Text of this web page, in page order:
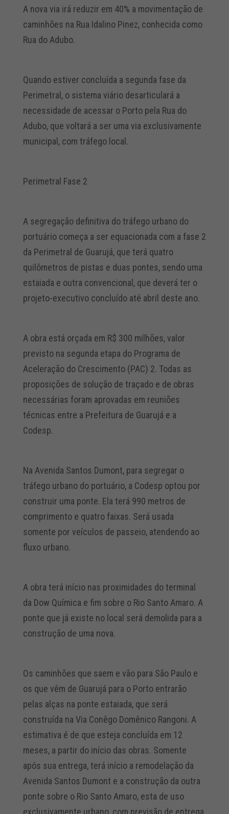
A nova via irá reduzir em 40% a movimentação de
caminhões na Rua Idalino Pinez, conhecida como
Rua do Adubo.
Quando estiver concluída a segunda fase da
Perimetral, o sistema viário desarticulará a
necessidade de acessar o Porto pela Rua do
Adubo, que voltará a ser uma via exclusivamente
municipal, com tráfego local.
Perimetral Fase 2
A segregação definitiva do tráfego urbano do
portuário começa a ser equacionada com a fase 2
da Perimetral de Guarujá, que terá quatro
quilômetros de pistas e duas pontes, sendo uma
estaiada e outra convencional, que deverá ter o
projeto-executivo concluído até abril deste ano.
A obra está orçada em R$ 300 milhões, valor
previsto na segunda etapa do Programa de
Aceleração do Crescimento (PAC) 2. Todas as
proposições de solução de traçado e de obras
necessárias foram aprovadas em reuniões
técnicas entre a Prefeitura de Guarujá e a
Codesp.
Na Avenida Santos Dumont, para segregar o
tráfego urbano do portuário, a Codesp optou por
construir uma ponte. Ela terá 990 metros de
comprimento e quatro faixas. Será usada
somente por veículos de passeio, atendendo ao
fluxo urbano.
A obra terá início nas proximidades do terminal
da Dow Química e fim sobre o Rio Santo Amaro. A
ponte que já existe no local será demolida para a
construção de uma nova.
Os caminhões que saem e vão para São Paulo e
os que vêm de Guarujá para o Porto entrarão
pelas alças na ponte estaiada, que será
construída na Via Conêgo Domênico Rangoni. A
estimativa é de que esteja concluída em 12
meses, a partir do início das obras. Somente
após sua entrega, terá início a remodelação da
Avenida Santos Dumont e a construção da outra
ponte sobre o Rio Santo Amaro, esta de uso